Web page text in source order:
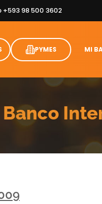
98 500 3602
PYMES MI
Banco